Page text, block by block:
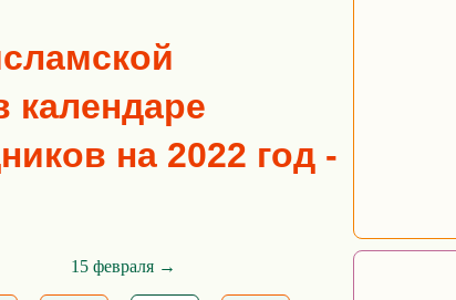
календаре
на 2022 год -
15 февраля →